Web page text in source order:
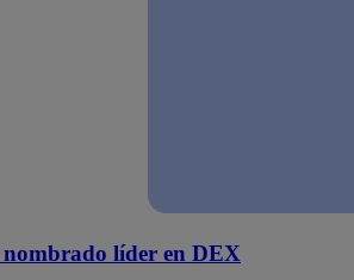
nombrado líder en DEX